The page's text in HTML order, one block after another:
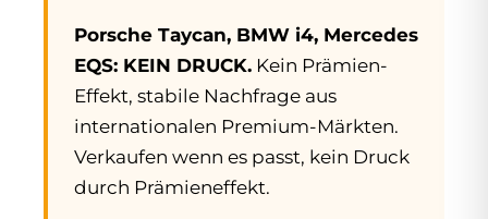
Porsche Taycan, BMW i4, Mercedes
EQS: KEIN DRUCK. Kein Prämien-
Effekt, stabile Nachfrage aus
internationalen Premium-Märkten.
Verkaufen wenn es passt, kein Druck
durch Prämieneffekt.